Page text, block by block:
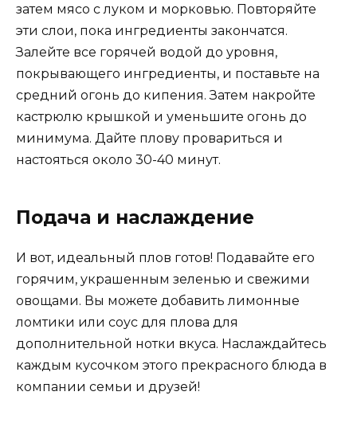
затем мясо с луком и морковью. Повторяйте
эти слои, пока ингредиенты закончатся.
Залейте все горячей водой до уровня,
покрывающего ингредиенты, и поставьте на
средний огонь до кипения. Затем накройте
кастрюлю крышкой и уменьшите огонь до
минимума. Дайте плову провариться и
настояться около 30-40 минут.
Подача и наслаждение
И вот, идеальный плов готов! Подавайте его
горячим, украшенным зеленью и свежими
овощами. Вы можете добавить лимонные
ломтики или соус для плова для
дополнительной нотки вкуса. Наслаждайтесь
каждым кусочком этого прекрасного блюда в
компании семьи и друзей!